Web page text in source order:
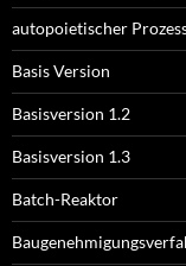
autopoietischer
Basis Version
Basisversion 1.2
Basisversion 1.3
Batch-Reaktor